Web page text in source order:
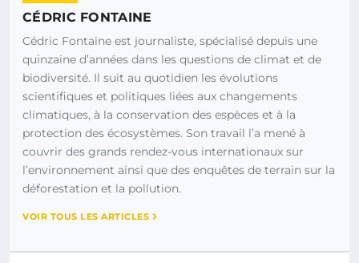
CÉDRIC FONTAINE
Cédric Fontaine est journaliste, spécialisé depuis une
quinzaine d’années dans les questions de climat et de
biodiversité. Il suit au quotidien les évolutions
scientifiques et politiques liées aux changements
climatiques, à la conservation des espèces et à la
protection des écosystèmes. Son travail l’a mené à
couvrir des grands rendez-vous internationaux sur
l’environnement ainsi que des enquêtes de terrain sur la
déforestation et la pollution.
VOIR TOUS LES ARTICLES